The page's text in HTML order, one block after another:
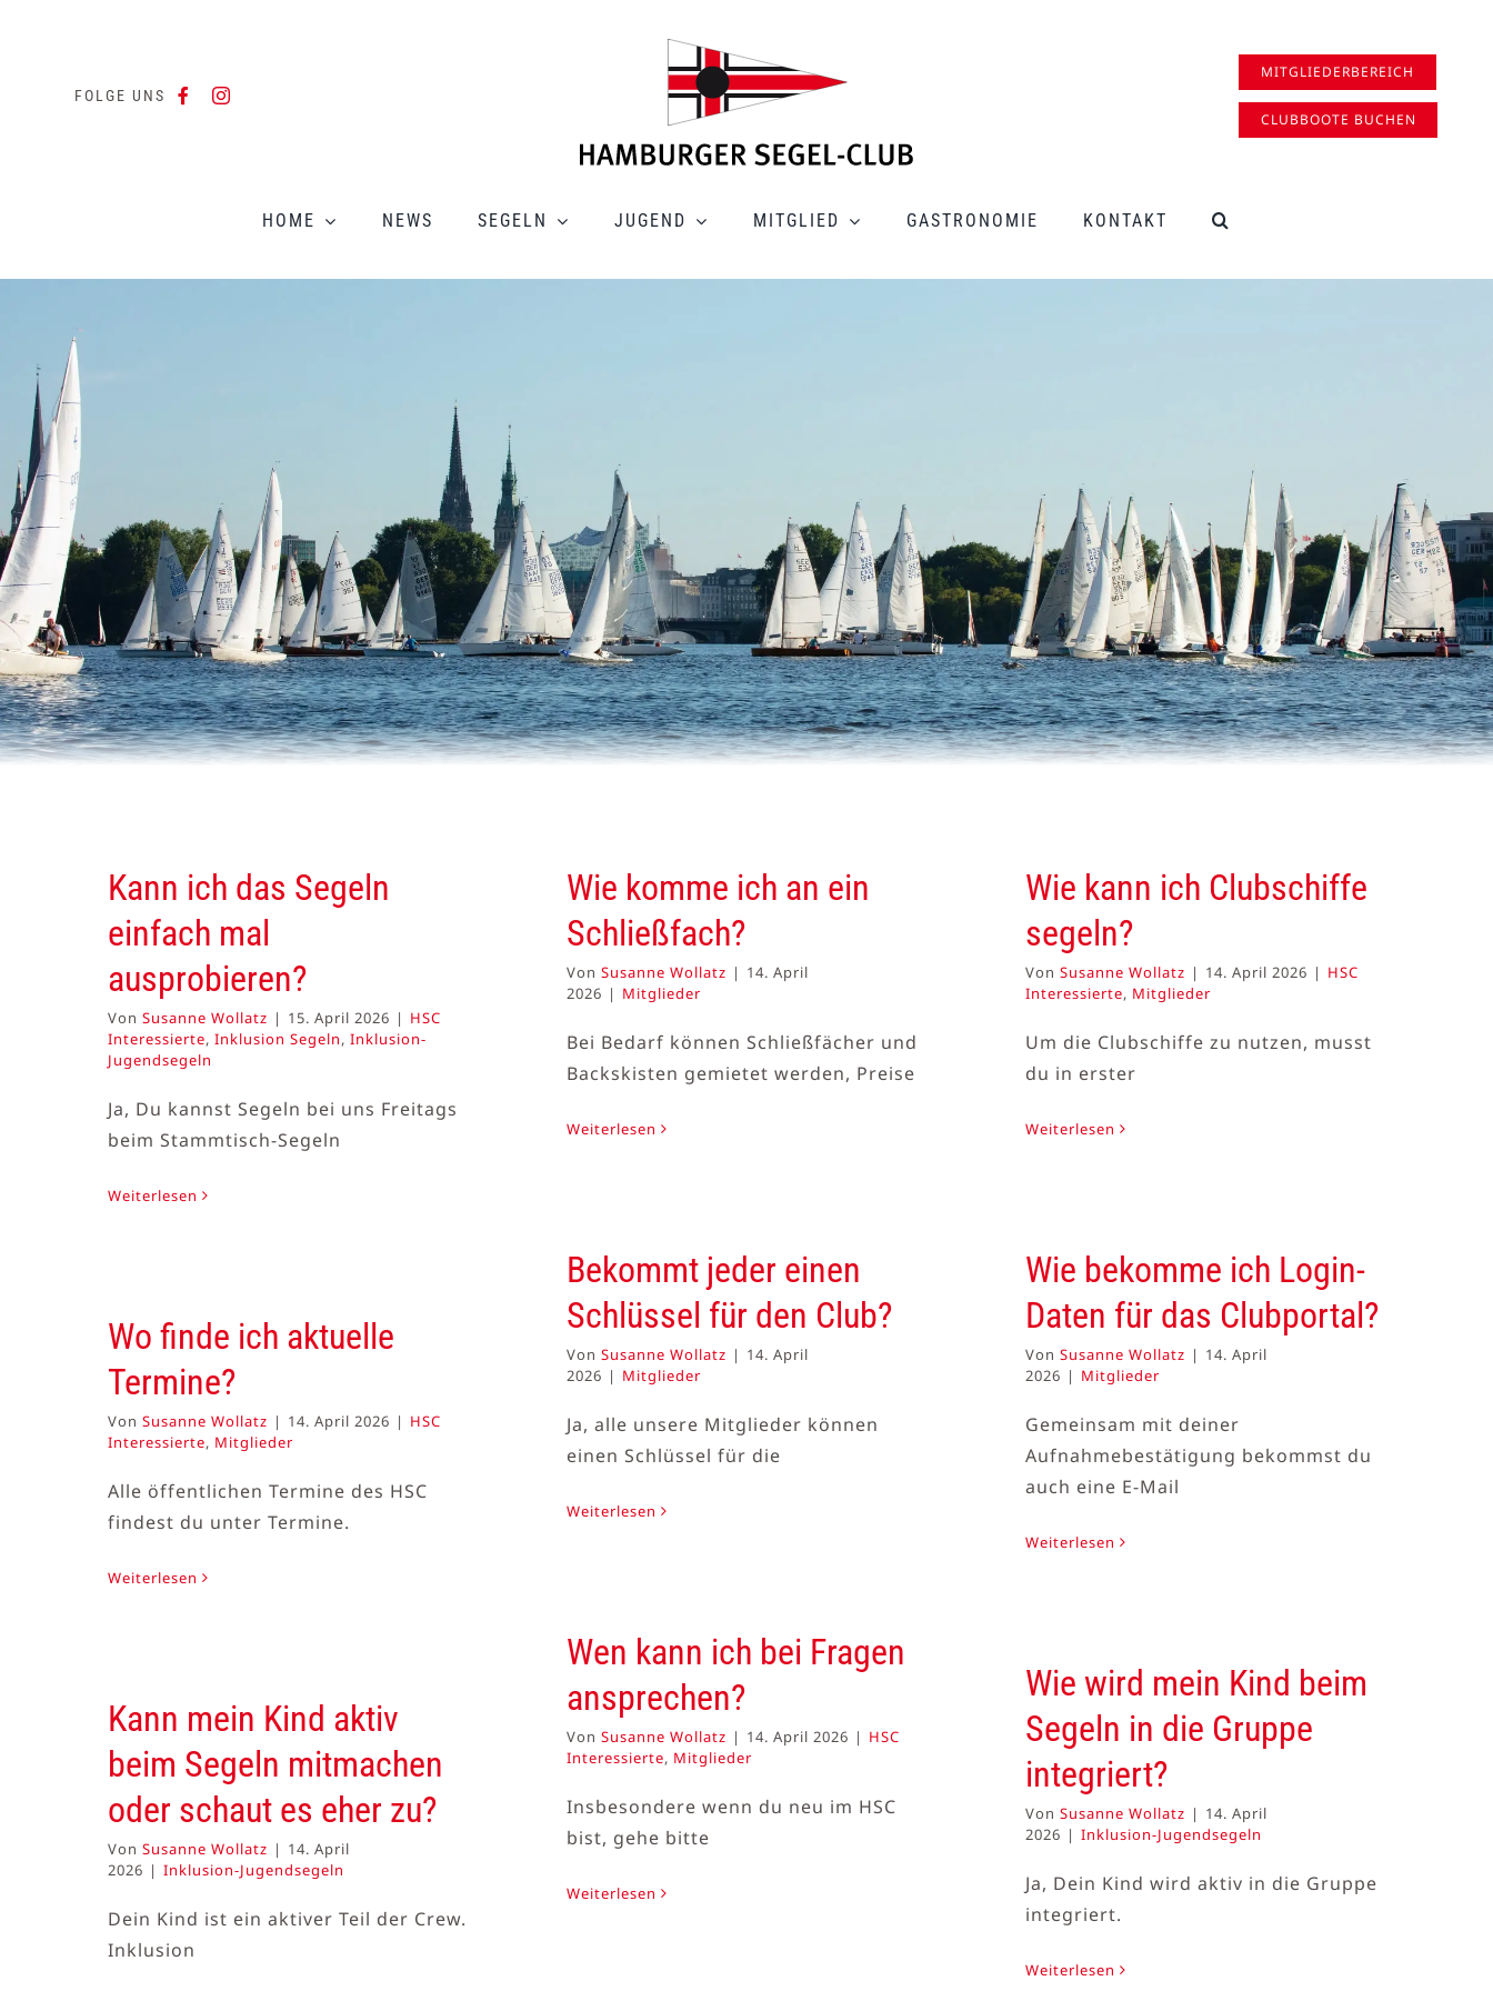
FOLGE UNS
MITGLIEDERBEREICH
CLUBBOOTE BUCHEN
HOME NEWS SEGELN JUGEND MITGLIED GASTRONOMIE KONTAKT
Kann ich das Segeln
einfach mal
ausprobieren?
Von Susanne Wollatz | 15. April 2026 | HSC
Interessierte, Inklusion Segeln, Inklusion-
Jugendsegeln
Ja, Du kannst Segeln bei uns Freitags
beim Stammtisch-Segeln
Weiterlesen
Wie komme ich an ein
Schließfach?
Von Susanne Wollatz | 14. April
2026 | Mitglieder
Bei Bedarf können Schließfächer und
Backskisten gemietet werden, Preise
Weiterlesen
Wie kann ich Clubschiffe
segeln?
Von Susanne Wollatz | 14. April 2026 | HSC
Interessierte, Mitglieder
Um die Clubschiffe zu nutzen, musst
du in erster
Weiterlesen
Bekommt jeder einen
Schlüssel für den Club?
Von Susanne Wollatz | 14. April
2026 | Mitglieder
Ja, alle unsere Mitglieder können
einen Schlüssel für die
Weiterlesen
Wie bekomme ich Login-
Daten für das Clubportal?
Von Susanne Wollatz | 14. April
2026 | Mitglieder
Gemeinsam mit deiner
Aufnahmebestätigung bekommst du
auch eine E-Mail
Weiterlesen
Wo finde ich aktuelle
Termine?
Von Susanne Wollatz | 14. April 2026 | HSC
Interessierte, Mitglieder
Alle öffentlichen Termine des HSC
findest du unter Termine.
Weiterlesen
Wen kann ich bei Fragen
ansprechen?
Von Susanne Wollatz | 14. April 2026 | HSC
Interessierte, Mitglieder
Insbesondere wenn du neu im HSC
bist, gehe bitte
Weiterlesen
Wie wird mein Kind beim
Segeln in die Gruppe
integriert?
Von Susanne Wollatz | 14. April
2026 | Inklusion-Jugendsegeln
Ja, Dein Kind wird aktiv in die Gruppe
integriert.
Weiterlesen
Kann mein Kind aktiv
beim Segeln mitmachen
oder schaut es eher zu?
Von Susanne Wollatz | 14. April
2026 | Inklusion-Jugendsegeln
Dein Kind ist ein aktiver Teil der Crew.
Inklusion